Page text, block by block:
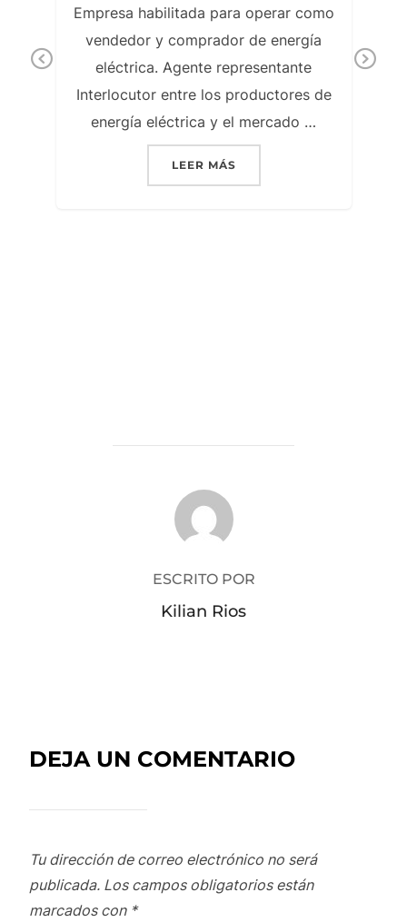
Previous
Empresa habilitada para operar como
vendedor y comprador de energía
eléctrica. Agente representante
Interlocutor entre los productores de
energía eléctrica y el mercado …
LEER MÁS
AUTOR DE LA PUBLICACIÓN
ESCRITO POR
Kilian Rios
DEJA UN COMENTARIO
Tu dirección de correo electrónico no será
publicada.Los campos obligatorios están
marcados con *